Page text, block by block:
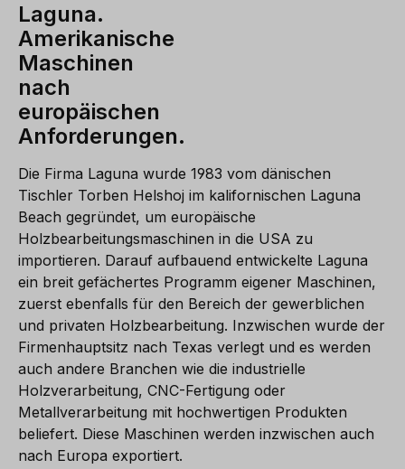
Laguna.
Amerikanische
Maschinen
nach
europäischen
Anforderungen.
Die Firma Laguna wurde 1983 vom dänischen
Tischler Torben Helshoj im kalifornischen Laguna
Beach gegründet, um europäische
Holzbearbeitungsmaschinen in die USA zu
importieren. Darauf aufbauend entwickelte Laguna
ein breit gefächertes Programm eigener Maschinen,
zuerst ebenfalls für den Bereich der gewerblichen
und privaten Holzbearbeitung. Inzwischen wurde der
Firmenhauptsitz nach Texas verlegt und es werden
auch andere Branchen wie die industrielle
Holzverarbeitung, CNC-Fertigung oder
Metallverarbeitung mit hochwertigen Produkten
beliefert. Diese Maschinen werden inzwischen auch
nach Europa exportiert.